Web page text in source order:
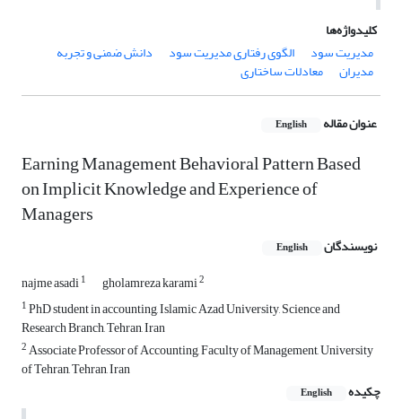
کلیدواژه‌ها
مدیریت سود
الگوی رفتاری مدیریت سود‌ دانش ضمنی و تجربه
مدیران‌ معادلات ساختاری
عنوان مقاله English
Earning Management Behavioral Pattern Based
on Implicit Knowledge and Experience of
Managers
نویسندگان English
najme asadi1 gholamreza karami2
1PhD student in accounting, Islamic Azad University, Science and
Research Branch, Tehran, Iran
2Associate Professor of Accounting, Faculty of Management, University
of Tehran, Tehran, Iran
چکیده
English